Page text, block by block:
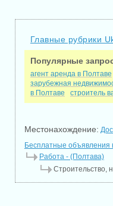
Главные рубрики
Популярные
агент аренда в Полтаве
зарубежная
в Полтаве
строитель
Местонахождение:
Бесплатные объявления
Работа - (Полтава)
Строительство,